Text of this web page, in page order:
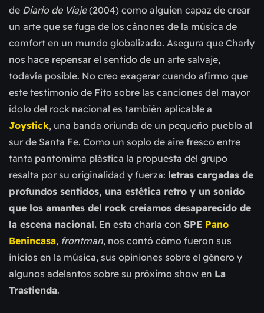
de Diario de Viaje(2004) como alguien capaz de crear
un arte que se fuga de los cánones de la música de
comfort en un mundo globalizado. Asegura que Charly
nos hace repensar el sentido de un arte salvaje,
todavía posible. No creo exagerar cuando afirmo que
este testimonio de Fito sobre las canciones del mayor
ídolo del rock nacional es también aplicable a
Joystick, una banda oriunda de un pequeño pueblo al
sur de Santa Fe. Como un soplo de aire fresco entre
tanta pantomima plástica la propuesta del grupo
resalta por su originalidad y fuerza: letras cargadas de
profundos sentidos, una estética retro y un sonido
que los amantes del rock creíamos desaparecido de
la escena nacional. En esta charla con SPE Pano
Benincasa, frontman, nos contó cómo fueron sus
inicios en la música, sus opiniones sobre el género y
algunos adelantos sobre su próximo show en La
Trastienda.